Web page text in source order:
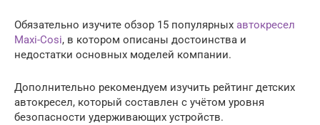
Обязательно изучите обзор 15 популярных автокресел
Maxi-Cosi, в котором описаны достоинства и
недостатки основных моделей компании.
Дополнительно рекомендуем изучить рейтинг детских
автокресел, который составлен с учётом уровня
безопасности удерживающих устройств.